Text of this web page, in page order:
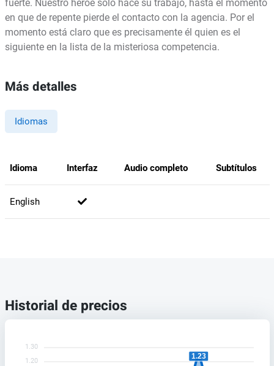
fuerte. Nuestro héroe sólo hace su trabajo, hasta el momento
en que de repente pierde el contacto con la agencia. Por el
momento está claro que es precisamente él quien es el
siguiente en la lista de la misteriosa competencia.
Más detalles
Idiomas
Idioma Interfaz Audio completo Subtítulos
English
Historial de precios
1.30
1.20
1.23